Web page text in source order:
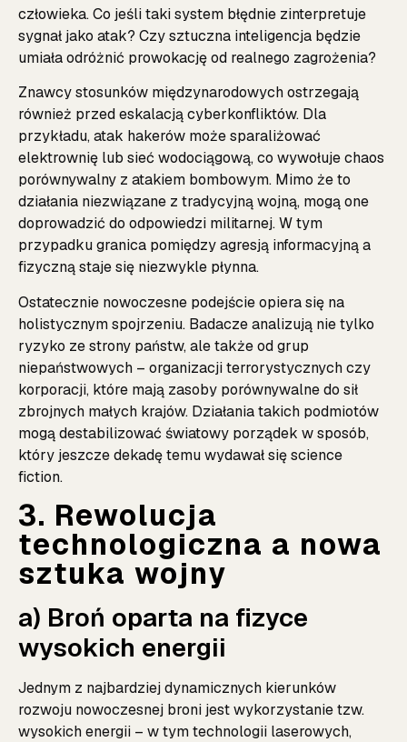
człowieka. Co jeśli taki system błędnie zinterpretuje
sygnał jako atak? Czy sztuczna inteligencja będzie
umiała odróżnić prowokację od realnego zagrożenia?
Znawcy stosunków międzynarodowych ostrzegają
również przed eskalacją cyberkonfliktów. Dla
przykładu, atak hakerów może sparaliżować
elektrownię lub sieć wodociągową, co wywołuje chaos
porównywalny z atakiem bombowym. Mimo że to
działania niezwiązane z tradycyjną wojną, mogą one
doprowadzić do odpowiedzi militarnej. W tym
przypadku granica pomiędzy agresją informacyjną a
fizyczną staje się niezwykle płynna.
Ostatecznie nowoczesne podejście opiera się na
holistycznym spojrzeniu. Badacze analizują nie tylko
ryzyko ze strony państw, ale także od grup
niepaństwowych – organizacji terrorystycznych czy
korporacji, które mają zasoby porównywalne do sił
zbrojnych małych krajów. Działania takich podmiotów
mogą destabilizować światowy porządek w sposób,
który jeszcze dekadę temu wydawał się science
fiction.
3. Rewolucja
technologiczna a nowa
sztuka wojny
a) Broń oparta na fizyce
wysokich energii
Jednym z najbardziej dynamicznych kierunków
rozwoju nowoczesnej broni jest wykorzystanie tzw.
wysokich energii – w tym technologii laserowych,